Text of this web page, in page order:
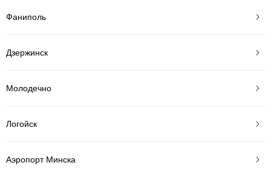
Фаниполь
Дзержинск
Молодечно
Логойск
Аэропорт Минска